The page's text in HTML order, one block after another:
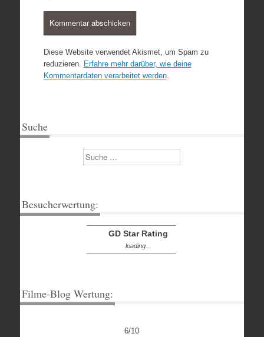
Diese Website verwendet Akismet, um Spam zu
reduzieren. Erfahre mehr darüber, wie deine
Kommentardaten verarbeitet werden.
Suche
Suchen
Besucherwertung:
GD Star Rating
loading...
Filme-Blog Wertung:
6/10